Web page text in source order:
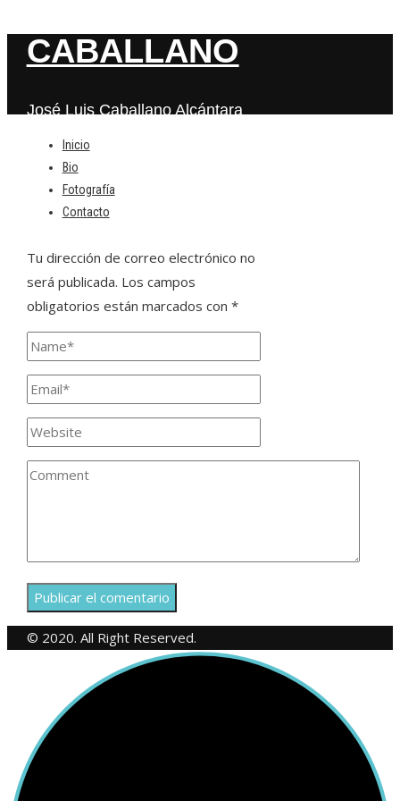
CABALLANO
José Luis Caballano Alcántara
Inicio
Bio
Fotografía
Contacto
Deja una respuesta
Tu dirección de correo electrónico no
será publicada. Los campos
obligatorios están marcados con *
© 2020. All Right Reserved.